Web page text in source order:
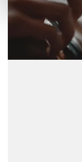
kalemimiz olduğunu
Her halükârda,
takdirde,
gösterilmeyecektir."